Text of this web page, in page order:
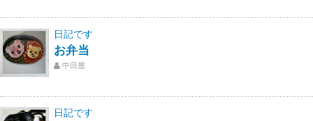
日記です
お弁当
中田屋
日記です